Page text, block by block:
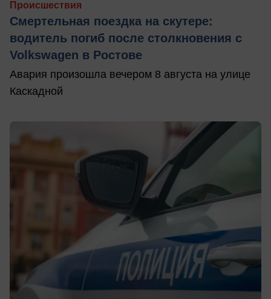
Происшествия
Смертельная поездка на скутере:
водитель погиб после столкновения с
Volkswagen в Ростове
Авария произошла вечером 8 августа на улице
Каскадной